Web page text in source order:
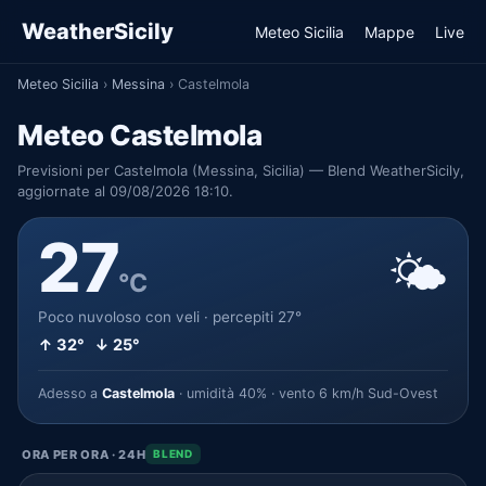
WeatherSicily Meteo Sicilia Mappe Live
Meteo Sicilia › Messina › Castelmola
Meteo Castelmola
Previsioni per Castelmola (Messina, Sicilia) — Blend WeatherSicily,
aggiornate al 09/08/2026 18:10.
27°C
Poco nuvoloso con veli · percepiti 27°
↑ 32° ↓ 25°
🌤️
Adesso a Castelmola · umidità 40% · vento 6 km/h Sud-Ovest
ORA PER ORA · 24H BLEND